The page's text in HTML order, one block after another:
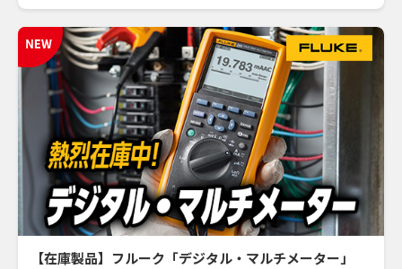
【在庫製品】フルーク「デジタル・マルチメーター」